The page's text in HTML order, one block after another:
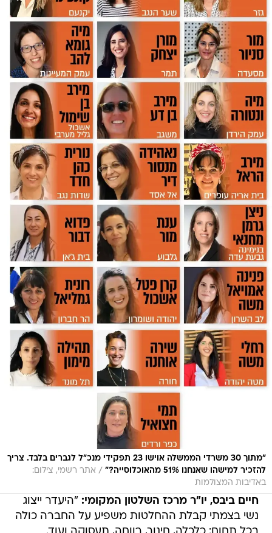
"מתוך 30 משרדי הממשלה אוישו 23 תפקידי מנכ״ל לגברים בלבד. צריך
להזכיר למישהו שאנחנו 51% מהאוכלוסייה?"
/ אתר רשמי, צילום:
באדיבות המצולמות
חיים ביבס, יו"ר מרכז השלטון המקומי: "היעדר ייצוג
נשי בצמתי קבלת ההחלטות משפיע על החברה כולה